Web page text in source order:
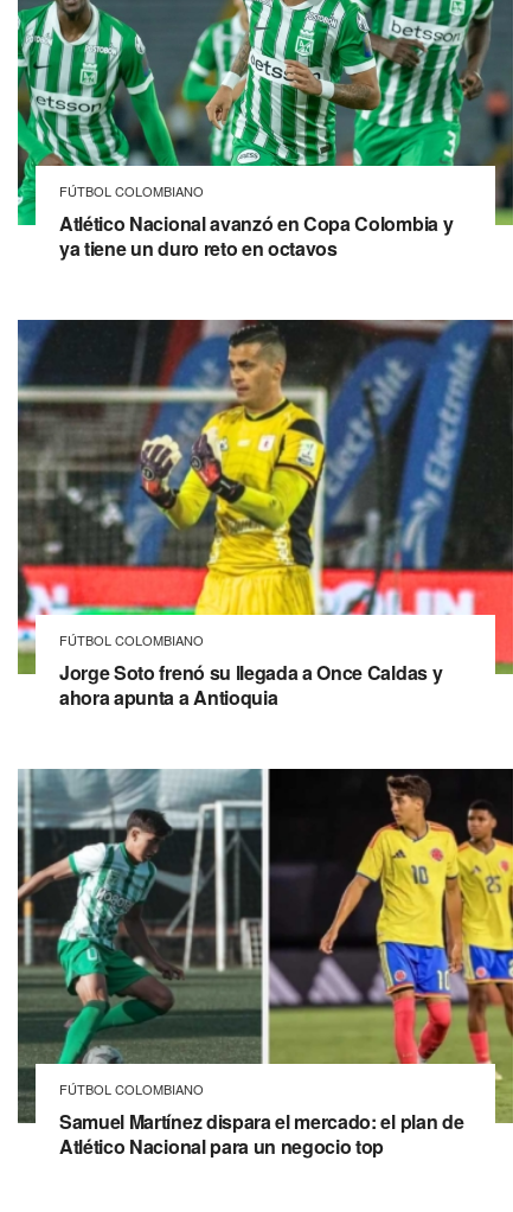
FÚTBOL COLOMBIANO
Atlético Nacional avanzó en Copa Colombia y
ya tiene un duro reto en octavos
FÚTBOL COLOMBIANO
Jorge Soto frenó su llegada a Once Caldas y
ahora apunta a Antioquia
FÚTBOL COLOMBIANO
Samuel Martínez dispara el mercado: el plan de
Atlético Nacional para un negocio top